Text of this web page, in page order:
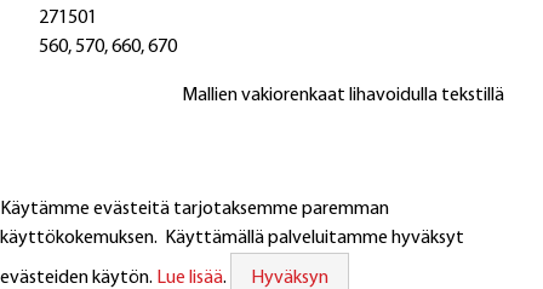
271501
560, 570, 660, 670
Mallien vakiorenkaat lihavoidulla tekstillä
Käytämme evästeitä tarjotaksemme paremman
käyttökokemuksen. Käyttämällä palveluitamme hyväksyt
evästeiden käytön. Lue lisää. Hyväksyn